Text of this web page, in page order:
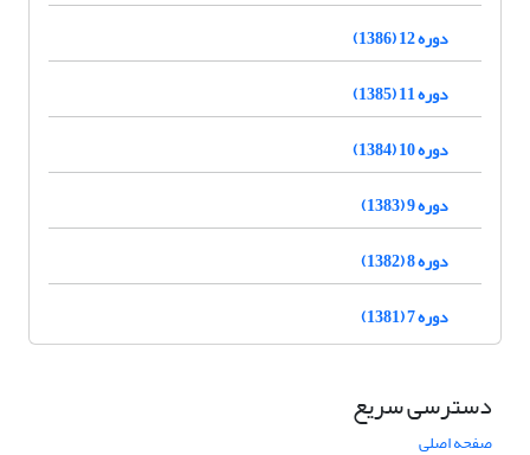
دوره 12 (1386)
دوره 11 (1385)
دوره 10 (1384)
دوره 9 (1383)
دوره 8 (1382)
دوره 7 (1381)
دسترسی سریع
صفحه اصلی